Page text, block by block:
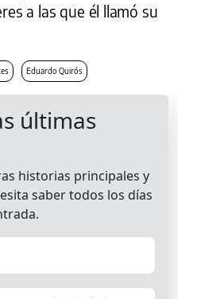
a las que él llamó su
Eduardo Quirós